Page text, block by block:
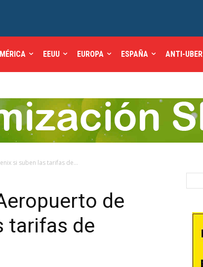
EEUU EUROPA ESPAÑA ANTI-UBER
si suben las tarifas de...
de
tarifas de